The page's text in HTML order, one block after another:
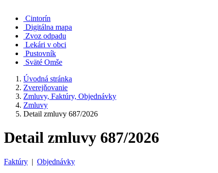
Cintorín
Digitálna mapa
Zvoz odpadu
Lekári v obci
Pustovník
Sväté Omše
Úvodná stránka
Zverejňovanie
Zmluvy, Faktúry, Objednávky
Zmluvy
Detail zmluvy 687/2026
Detail zmluvy 687/2026
Faktúry | Objednávky